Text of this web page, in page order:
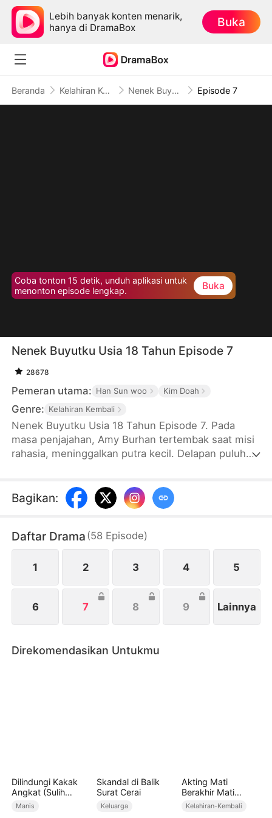
Lebih banyak konten menarik,
hanya di DramaBox
Buka
Beranda Kelahiran Kembali Nenek Buyutku Usia 18 Tahun Episode 7
Coba tonton 15 detik, unduh aplikasi untuk
menonton episode lengkap.
Buka
Nenek Buyutku Usia 18 Tahun Episode 7
28678
Pemeran utama: Han Sun woo Kim Doah
Genre: Kelahiran Kembali
Nenek Buyutku Usia 18 Tahun Episode 7. Pada
masa penjajahan, Amy Burhan tertembak saat misi
rahasia, meninggalkan putra kecil. Delapan puluh
Dirga, kini Ketua Dewan Grup Krisna yang sudah
tua dan koma. Di tengah konflik dengan Ben dan
kembali keluarganya. Saat kabar Arya akan sadar
terdengar, Amy bergegas menemuinya—kali ini, ia
tak akan terlambat.
Bagikan:
Daftar Drama (58 Episode)
1 2 3 4 5
6 7 8 9 Lainnya
Direkomendasikan Untukmu
Dilindungi Kakak
Angkat (Sulih
Suara)
Manis
Skandal di Balik
Surat Cerai
Keluarga
Akting Mati
Berakhir Mati
Tragis
Kelahiran-Kembali